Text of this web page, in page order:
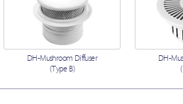
DH-Mushroom Diffuser
(Type B)
DH-